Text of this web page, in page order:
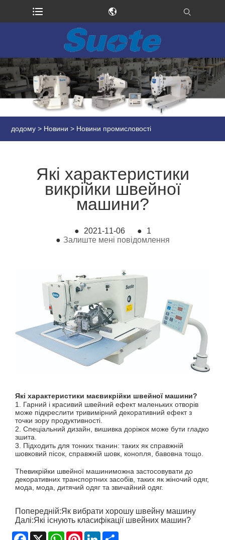
додому > Новини > Новини промисловості
Які характеристики
викрійки швейної
машини?
● 2021-11-06 ●
1
● Залиште мені повідомлення
Які характеристики маєвикрійки швейної машини?
1. Гарний і красивий швейний ефект маленьких отворів
може підкреслити тривимірний декоративний ефект з
точки зору продуктивності.
2. Спеціальний дизайн, вишивка доріжок може бути гладко
зшита.
3. Підходить для тонких тканин: таких як справжній
шовковий пісок, справжній шовк, конопля, бавовна тощо.
Theвикрійки швейної машиниможна застосовувати до
декоративних транспортних засобів, таких як жіночий одяг,
мода, мода, дитячий одяг та звичайний одяг.
Попередній:Як вибрати хорошу швейну машину
Далі:Які існують класифікації швейних машин?
Facebook
X WhatsApp
PinterestLinkedIn